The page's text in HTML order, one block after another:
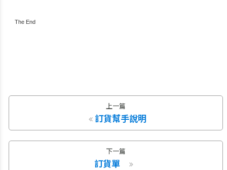
The End
上一篇
訂貨幫手說明
下一篇
訂貨單